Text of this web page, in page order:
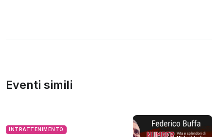
Eventi simili
INTRATTENIMENTO